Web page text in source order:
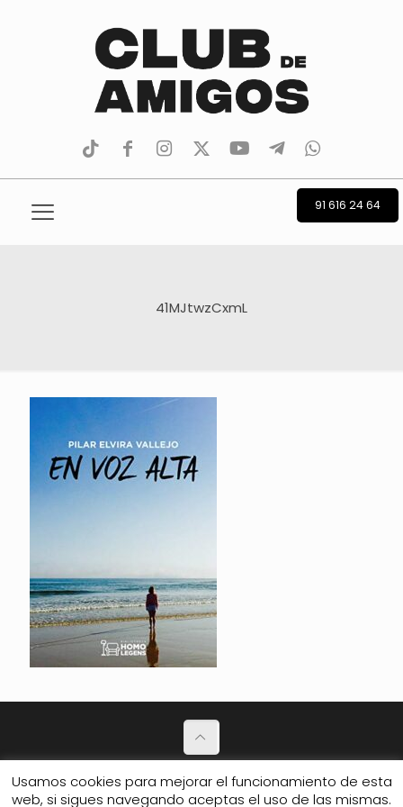
tiktokfacebookinstagram
TwitterYoutubeTelegramwhatsapp
91 616 24 64
41MJtwzCxmL
Política de Privacidad
© 2026 Club de amigos.
Usamos cookies para mejorar el funcionamiento de esta
web, si sigues navegando aceptas el uso de las mismas.